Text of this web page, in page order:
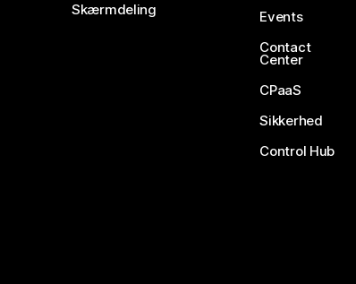
Skærmdeling
Events
Contact
Center
CPaaS
Sikkerhed
Control Hub